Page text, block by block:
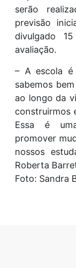
serão
previsão
divulgado
avaliação.
– A escola
sabemos
ao longo da
construirmos
Essa é
promover
nossos
Roberta
Foto: Sandra